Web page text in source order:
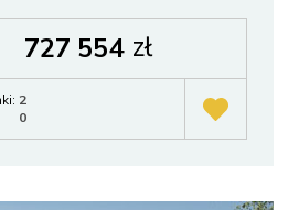
727 554 zł
2
0